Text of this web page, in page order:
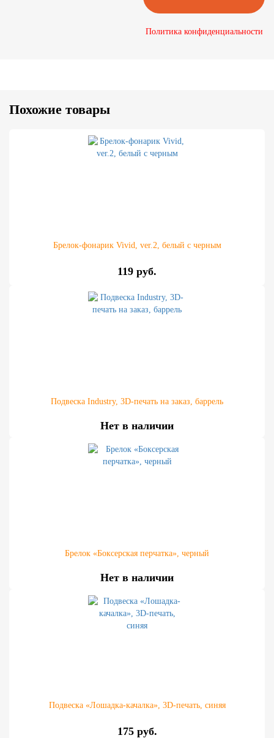
Политика конфиденциальности
Похожие товары
Брелок-фонарик Vivid, ver.2, белый с черным
119 руб.
Подвеска Industry, 3D-печать на заказ, баррель
Нет в наличии
Брелок «Боксерская перчатка», черный
Нет в наличии
Подвеска «Лошадка-качалка», 3D-печать, синяя
175 руб.